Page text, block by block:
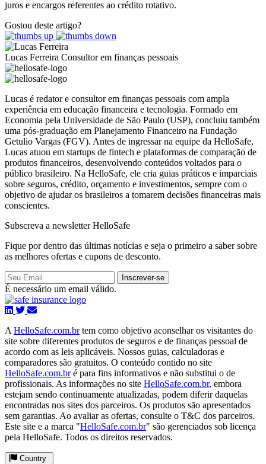
juros e encargos referentes ao crédito rotativo.
Gostou deste artigo?
Lucas Ferreira Consultor em finanças pessoais
Lucas é redator e consultor em finanças pessoais com ampla
experiência em educação financeira e tecnologia. Formado em
Economia pela Universidade de São Paulo (USP), concluiu também
uma pós-graduação em Planejamento Financeiro na Fundação
Getulio Vargas (FGV). Antes de ingressar na equipe da HelloSafe,
Lucas atuou em startups de fintech e plataformas de comparação de
produtos financeiros, desenvolvendo conteúdos voltados para o
público brasileiro. Na HelloSafe, ele cria guias práticos e imparciais
sobre seguros, crédito, orçamento e investimentos, sempre com o
objetivo de ajudar os brasileiros a tomarem decisões financeiras mais
conscientes.
Subscreva a newsletter HelloSafe
Fique por dentro das últimas notícias e seja o primeiro a saber sobre
as melhores ofertas e cupons de desconto.
Inscrever-se
É necessário um email válido.
A HelloSafe.com.brtem como objetivo aconselhar os visitantes do
site sobre diferentes produtos de seguros e de finanças pessoal de
acordo com as leis aplicáveis. Nossos guias, calculadoras e
comparadores são gratuitos. O conteúdo contido no site
HelloSafe.com.bré para fins informativos e não substitui o de
profissionais. As informações no site HelloSafe.com.br, embora
estejam sendo continuamente atualizadas, podem diferir daquelas
encontradas nos sites dos parceiros. Os produtos são apresentados
sem garantias. Ao avaliar as ofertas, consulte o T&C dos parceiros.
Este site e a marca "HelloSafe.com.br" são gerenciados sob licença
pela HelloSafe. Todos os direitos reservados.
Country